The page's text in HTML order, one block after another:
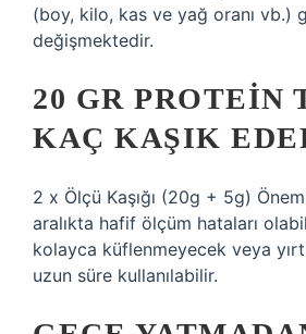
(boy, kilo, kas ve yağ oranı vb.)
değişmektedir.
20 GR PROTEIN
KAÇ KAŞIK
2 x Ölçü Kaşığı (20g + 5g)
aralıkta hafif ölçüm hataları
kolayca küflenmeyecek veya
uzun süre kullanılabilir.